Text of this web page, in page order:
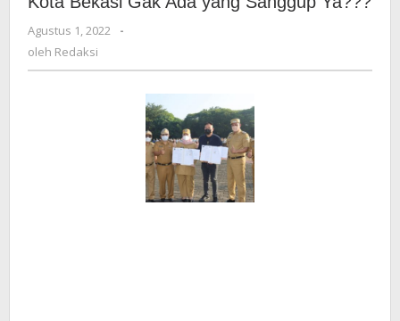
Penyelenggaraan
Pemkot
Bekasi,
Apakah
Orang
Kota
Bekasi
Agustus 1, 2022
oleh
-
oleh Redaksi